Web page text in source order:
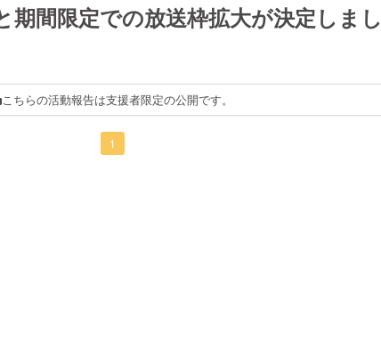
期間限定での放送枠拡大が決定しまし
こちらの活動報告は支援者限定の公開です。
1